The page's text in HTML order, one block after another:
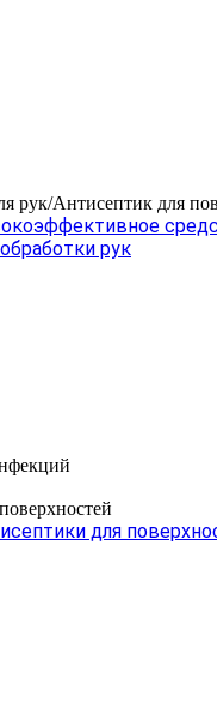
рук/Антисептик для
рук
для